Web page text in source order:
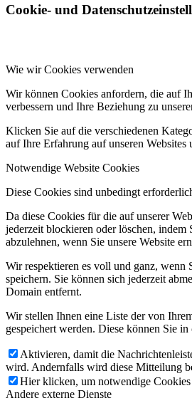
Cookie- und
Wie wir Cookies verwenden
Wir können Cookies anfordern, die auf
verbessern und Ihre Beziehung zu
Klicken Sie auf die verschiedenen
auf Ihre Erfahrung auf unseren
Notwendige Website Cookies
Diese Cookies sind unbedingt
Da diese Cookies für die auf unserer
jederzeit blockieren oder löschen,
abzulehnen, wenn Sie unsere Website
Wir respektieren es voll und ganz, wenn
speichern. Sie können sich jederzeit
Domain entfernt.
Wir stellen Ihnen eine Liste der von
gespeichert werden. Diese können Sie
Aktivieren, damit die
wird. Andernfalls wird diese Mitteilung
Hier klicken, um notwendige
Andere externe Dienste